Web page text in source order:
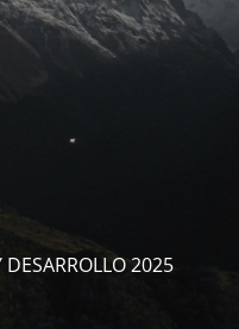
2025